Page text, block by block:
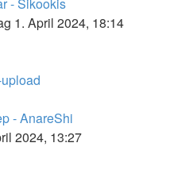
1. April 2024, 18:14
- AnareShi
2024, 13:27